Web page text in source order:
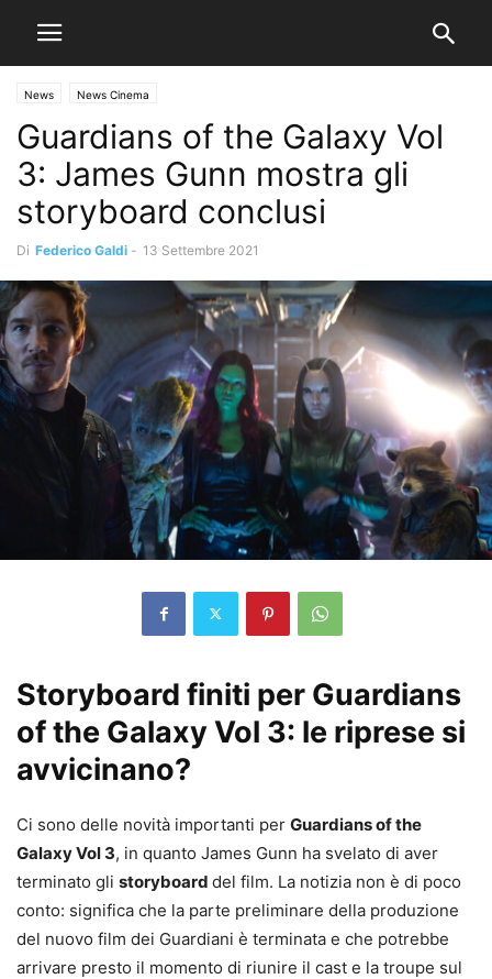
News News Cinema
Guardians of the Galaxy Vol
3: James Gunn mostra gli
storyboard conclusi
Di Federico Galdi - 13 Settembre 2021
Storyboard finiti per Guardians
of the Galaxy Vol 3: le riprese si
avvicinano?
Ci sono delle novità importanti per Guardians of the
Galaxy Vol 3, in quanto James Gunn ha svelato di aver
terminato gli storyboard del film. La notizia non è di poco
conto: significa che la parte preliminare della produzione
del nuovo film dei Guardiani è terminata e che potrebbe
arrivare presto il momento di riunire il cast e la troupe sul